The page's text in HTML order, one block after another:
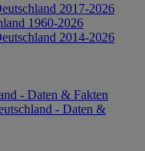
2017-2026
1960-2026
2014-2026
- Daten & Fakten
- Daten &